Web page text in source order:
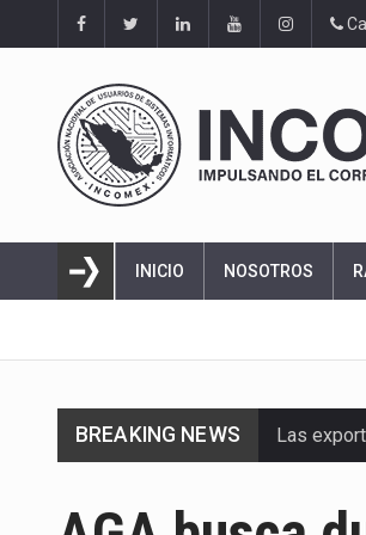
INICIO NOSOTROS
BREAKING NEWS Las